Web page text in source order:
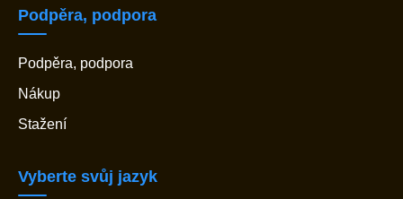
Podpěra, podpora
Podpěra, podpora
Nákup
Stažení
Vyberte svůj jazyk